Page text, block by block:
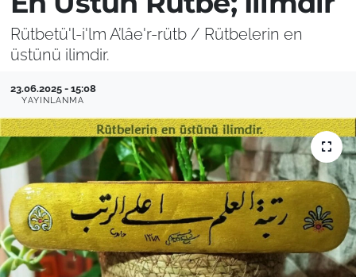
Rütbetü'l-i'lm A’lâe'r-rütb / Rütbelerin en
üstünü ilimdir.
23.06.2025 - 15:08
YAYINLANMA